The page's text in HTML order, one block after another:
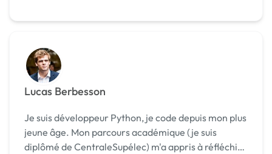
Lucas Berbesson
Je suis développeur Python, je code depuis mon plus
jeune âge. Mon parcours académique (je suis
diplômé de CentraleSupélec) m'a appris à réfléchir,